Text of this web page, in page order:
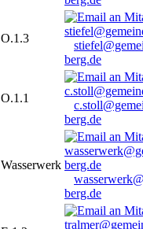
O.1.3
berg.de
O.1.1
berg.de
Wasserwerk
berg.de